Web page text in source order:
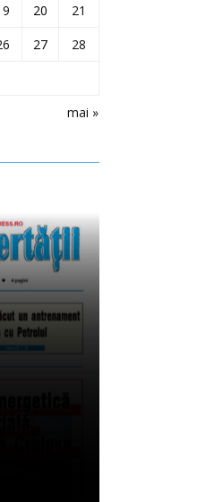
mai »
20
21
27
28